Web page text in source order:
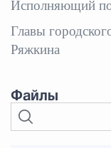
Исполняющий
Главы
Ряжкина
Файлы